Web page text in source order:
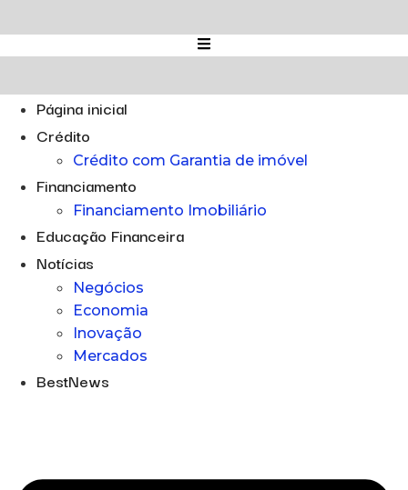
para
o
Página inicial
Crédito
Crédito com Garantia de imóvel
Financiamento
Financiamento Imobiliário
Educação Financeira
Notícias
Negócios
Economia
Inovação
Mercados
BestNews